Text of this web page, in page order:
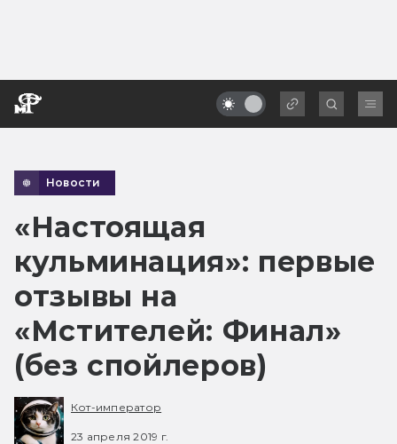
Новости
«Настоящая
кульминация»: первые
отзывы на
«Мстителей: Финал»
(без спойлеров)
Кот-император
23 апреля 2019 г.